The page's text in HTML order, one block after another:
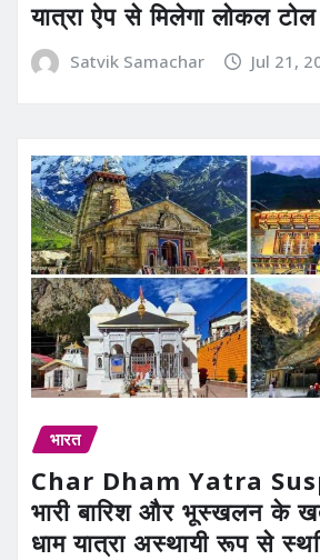
यात्रा ऐप से मिलेगा लोकल
Satvik Samachar Jul 21,
भारत
Char Dham Yatra
भारी बारिश और भूस्खलन के
धाम यात्रा अस्थायी रूप से